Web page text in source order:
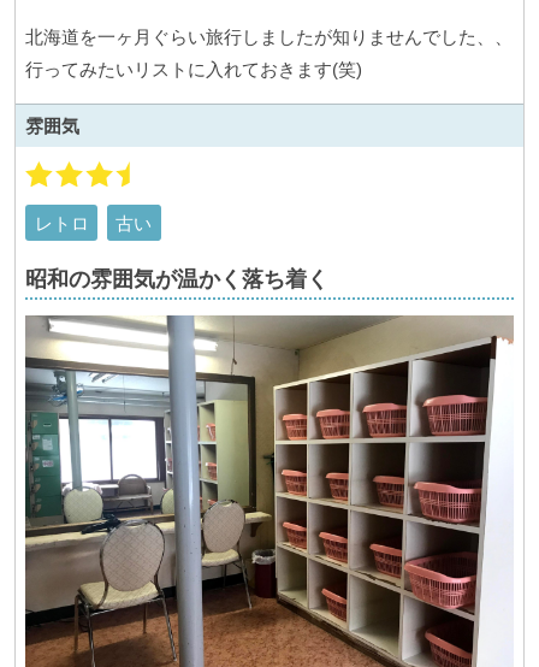
北海道を一ヶ月ぐらい旅行しましたが知りませんでした、、
行ってみたいリストに入れておきます(笑)
雰囲気
レトロ 古い
昭和の雰囲気が温かく落ち着く